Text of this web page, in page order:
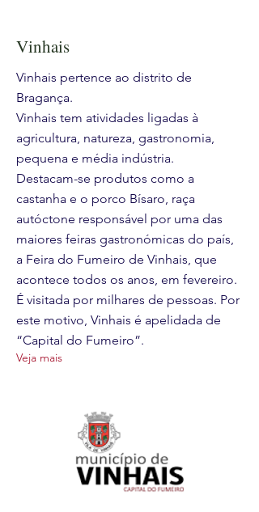
Vinhais
Vinhais pertence ao distrito de
Bragança.
Vinhais tem atividades ligadas à
agricultura, natureza, gastronomia,
pequena e média indústria.
Destacam-se produtos como a
castanha e o porco Bísaro, raça
autóctone responsável por uma das
maiores feiras gastronómicas do país,
a Feira do Fumeiro de Vinhais, que
acontece todos os anos, em fevereiro.
É visitada por milhares de pessoas. Por
este motivo, Vinhais é apelidada de
“Capital do Fumeiro”.
Veja mais